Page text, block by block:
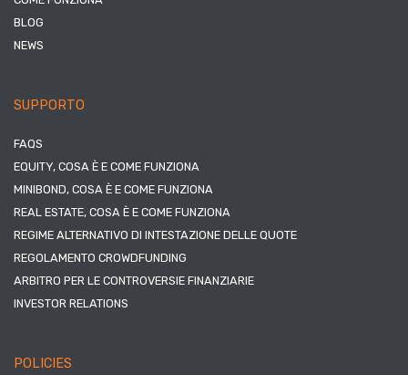
BLOG
NEWS
SUPPORTO
FAQS
EQUITY, COSA È E COME FUNZIONA
MINIBOND, COSA È E COME FUNZIONA
REAL ESTATE, COSA È E COME FUNZIONA
REGIME ALTERNATIVO DI INTESTAZIONE DELLE QUOTE
REGOLAMENTO CROWDFUNDING
ARBITRO PER LE CONTROVERSIE FINANZIARIE
INVESTOR RELATIONS
POLICIES